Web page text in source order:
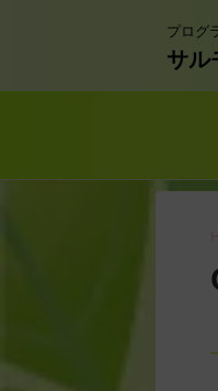
プログ
サル